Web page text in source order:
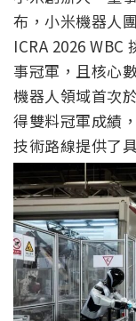
布，小米機器人
ICRA 2026 WBC
事冠軍，且核心
機器人領域首次
得雙料冠軍成績
技術路線提供了